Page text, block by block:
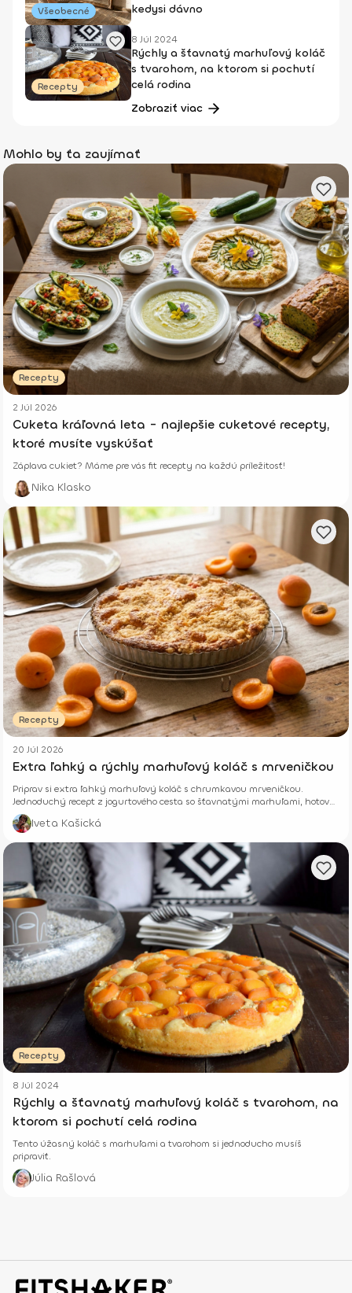
Všeobecné
kedysi dávno
Recepty
8 Júl 2024
Rýchly a šťavnatý marhuľový koláč
s tvarohom, na ktorom si pochutí
celá rodina
Zobraziť viac
Mohlo by ťa zaujímať
Recepty
2 Júl 2026
Cuketa kráľovná leta - najlepšie cuketové recepty,
ktoré musíte vyskúšať
Záplava cukiet? Máme pre vás fit recepty na každú príležitosť!
Nika Klasko
Recepty
20 Júl 2026
Extra ľahký a rýchly marhuľový koláč s mrveničkou
Priprav si extra ľahký marhuľový koláč s chrumkavou mrveničkou.
Jednoduchý recept z jogurtového cesta so šťavnatými marhuľami, hotový
z pár surovín.
Iveta Kašická
Recepty
8 Júl 2024
Rýchly a šťavnatý marhuľový koláč s tvarohom, na
ktorom si pochutí celá rodina
Tento úžasný koláč s marhuľami a tvarohom si jednoducho musíš
pripraviť.
Júlia Rašlová